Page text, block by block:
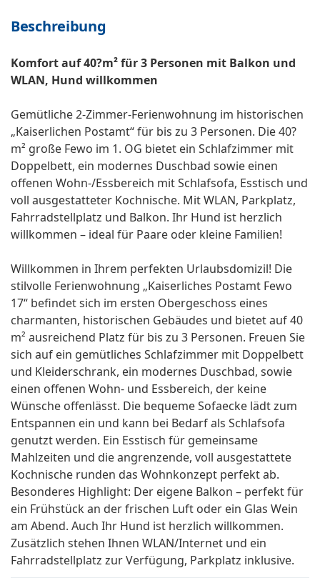
Beschreibung
Komfort auf 40?m² für 3 Personen mit Balkon und
WLAN, Hund willkommen
Gemütliche 2-Zimmer-Ferienwohnung im historischen
„Kaiserlichen Postamt“ für bis zu 3 Personen. Die 40?
m² große Fewo im 1. OG bietet ein Schlafzimmer mit
Doppelbett, ein modernes Duschbad sowie einen
offenen Wohn-/Essbereich mit Schlafsofa, Esstisch und
voll ausgestatteter Kochnische. Mit WLAN, Parkplatz,
Fahrradstellplatz und Balkon. Ihr Hund ist herzlich
willkommen – ideal für Paare oder kleine Familien!
Willkommen in Ihrem perfekten Urlaubsdomizil! Die
stilvolle Ferienwohnung „Kaiserliches Postamt Fewo
17“ befindet sich im ersten Obergeschoss eines
charmanten, historischen Gebäudes und bietet auf 40
m² ausreichend Platz für bis zu 3 Personen. Freuen Sie
sich auf ein gemütliches Schlafzimmer mit Doppelbett
und Kleiderschrank, ein modernes Duschbad, sowie
einen offenen Wohn- und Essbereich, der keine
Wünsche offenlässt. Die bequeme Sofaecke lädt zum
Entspannen ein und kann bei Bedarf als Schlafsofa
genutzt werden. Ein Esstisch für gemeinsame
Mahlzeiten und die angrenzende, voll ausgestattete
Kochnische runden das Wohnkonzept perfekt ab.
Besonderes Highlight: Der eigene Balkon – perfekt für
ein Frühstück an der frischen Luft oder ein Glas Wein
am Abend. Auch Ihr Hund ist herzlich willkommen.
Zusätzlich stehen Ihnen WLAN/Internet und ein
Fahrradstellplatz zur Verfügung, Parkplatz inklusive.